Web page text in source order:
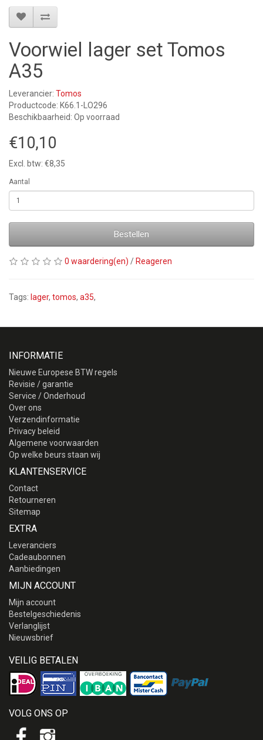
Voorwiel lager set Tomos
A35
Leverancier: Tomos
Productcode: K66.1-LO296
Beschikbaarheid: Op voorraad
€10,10
Excl. btw: €8,35
Aantal
Bestellen
0 waardering(en) / Reageren
Tags: lager, tomos, a35,
INFORMATIE
Nieuwe Europese BTW regels
Revisie / garantie
Service / Onderhoud
Over ons
Verzendinformatie
Privacy beleid
Algemene voorwaarden
Op welke beurs staan wij
KLANTENSERVICE
Contact
Retourneren
Sitemap
EXTRA
Leveranciers
Cadeaubonnen
Aanbiedingen
MIJN ACCOUNT
Mijn account
Bestelgeschiedenis
Verlanglijst
Nieuwsbrief
VEILIG BETALEN
VOLG ONS OP